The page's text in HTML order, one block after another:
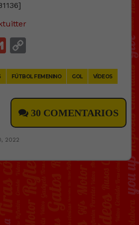
Gmail
FÚTBOL FEMENINO GOL VÍDEOS
30 COMENTARIOS
2022